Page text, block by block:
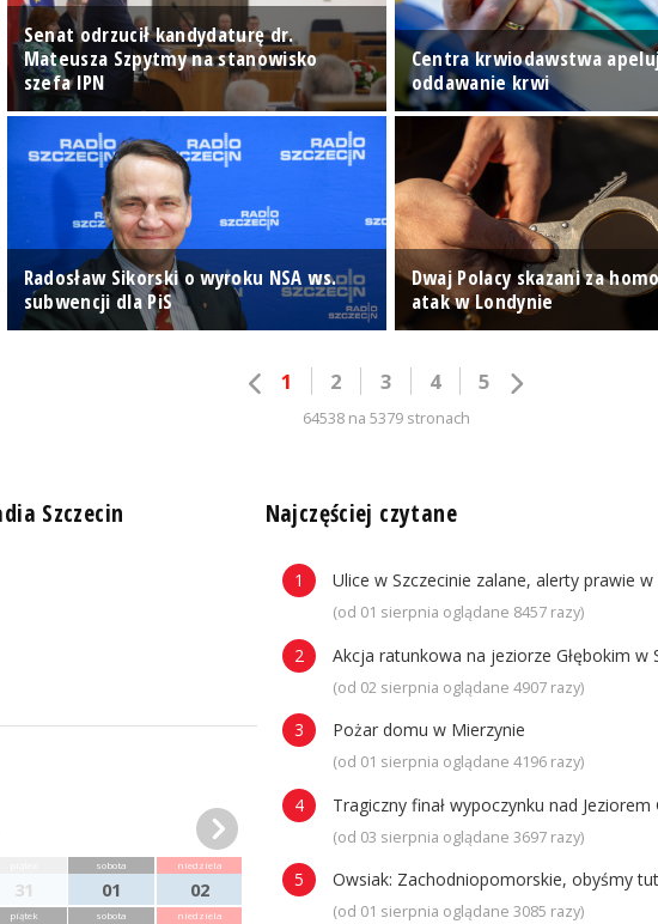
Senat odrzucił kandydaturę dr.
Mateusza Szpytmy na stanowisko
szefa IPN
Centra krwiodawstwa
oddawanie krwi
Radosław Sikorski o wyroku NSA ws.
subwencji dla PiS
Dwaj Polacy skazani za
atak w Londynie
1 2 3 4 5
64538 na 5379 stronach
Szczecin
31
sobota
01
niedziela
02
piątek sobota niedziela
Najczęściej czytane
Ulice w Szczecinie zalane, alerty prawie w
(od 01 sierpnia oglądane 8457 razy)
Akcja ratunkowa na jeziorze Głębokim w
(od 02 sierpnia oglądane 4907 razy)
Pożar domu w Mierzynie
(od 01 sierpnia oglądane 4196 razy)
Tragiczny finał wypoczynku nad Jeziorem
(od 03 sierpnia oglądane 3697 razy)
Owsiak: Zachodniopomorskie, obyśmy
(od 01 sierpnia oglądane 3085 razy)